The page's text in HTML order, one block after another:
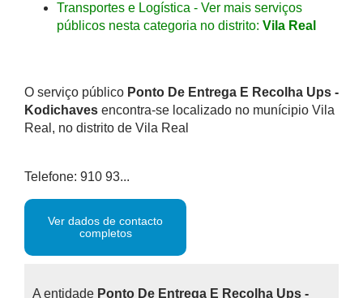
Transportes e Logística - Ver mais serviços
públicos nesta categoria no distrito: Vila Real
O serviço público Ponto De Entrega E Recolha Ups -
Kodichaves encontra-se localizado no munícipio Vila
Real, no distrito de Vila Real
Telefone: 910 93...
Ver dados de contacto
completos
A entidade Ponto De Entrega E Recolha Ups -